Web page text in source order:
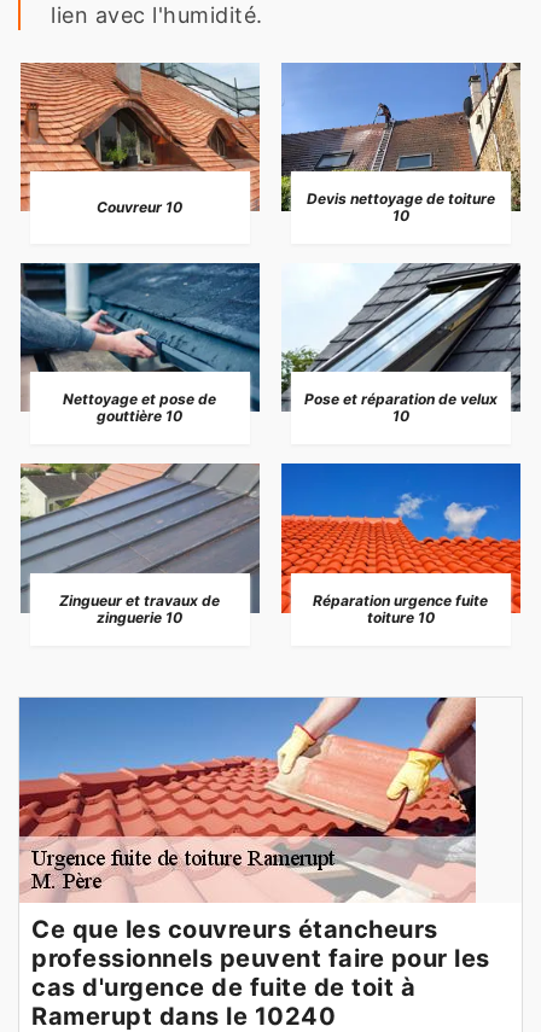
lien avec l'humidité.
Couvreur 10
Devis nettoyage de toiture
10
Nettoyage et pose de
gouttière 10
Pose et réparation de velux
10
Zingueur et travaux de
zinguerie 10
Réparation urgence fuite
toiture 10
Ce que les couvreurs étancheurs
professionnels peuvent faire pour les
cas d'urgence de fuite de toit à
Ramerupt dans le 10240